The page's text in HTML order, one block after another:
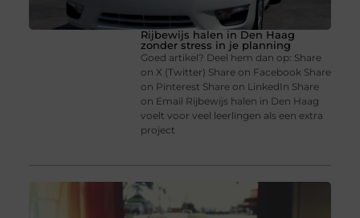
Rijbewijs halen in Den Haag
zonder stress in je planning
Goed artikel? Deel hem dan op: Share
on X (Twitter) Share on Facebook Share
on Pinterest Share on LinkedIn Share
on Email Rijbewijs halen in Den Haag
voelt voor veel leerlingen als een extra
project